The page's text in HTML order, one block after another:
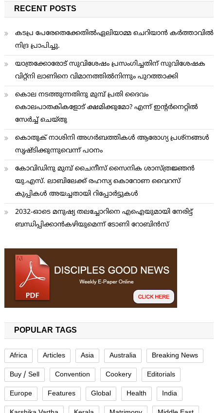
RECENT POSTS
കടപ്ര പേരേതെക്കേതിൽഏലിയാമ്മ ചെറിയാൻ കർത്താവിൽ
നിദ്ര പ്രാപിച്ചു.
യാത്രക്കോരോട് സുവിശേഷം പ്രസംഗിച്ചതിന് സുവിശേഷക
വിറ്റ്നി ലാണിനെ വിമാനത്തില്‍നിന്നും പുറത്താക്കി
കൊല നടത്തുന്നതിനു മുമ്പ് പ്രതി ദൈവം
കൊലപാതകികളോട് ക്ഷമിക്കുമോ? എന്ന് ഇന്റര്‍നെറ്റില്‍
സേര്‍ച്ച് ചെയ്തു
കൊതുക് നാശിനി അഗര്‍ബത്തികള്‍ ആരോഗ്യ പ്രശ്നങ്ങള്‍
സൃഷ്ടിക്കുന്നുവെന്ന് പഠനം
കോവിഡിനു മുമ്പ് ചൈനീസ് സൈനിക ശാസ്ത്രജ്ഞന്‍
യു.എസ്. ലാബിലേക്ക് രഹസ്യ കൊറോണ വൈറസ്
കുപ്പികള്‍ അയച്ചതായി റിപ്പോര്‍ട്ടുകള്‍
2032-ഓടെ മനുഷ്യ തലച്ചോറിനെ എഐയുമായി നേരിട്ട്
ബന്ധിപ്പിക്കാന്‍കഴിയുമെന്ന് ടോണി റോബിന്‍സ്
POPULAR TAGS
Africa Articles Asia Australia Breaking News
Buy / Sell Convention Cookery Editorials
Europe Features Global Health India